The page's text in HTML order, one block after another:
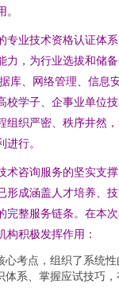
专业技术资格认证体
力，为行业选拔和储
库、网络管理、信息
校学子、企事业单位
组织严密、秩序井然
行。
术咨询服务的坚实支
形成涵盖人才培养、
完整服务链条。在本
积极发挥作用：
心考点，组织了系统性
体系、掌握应试技巧，